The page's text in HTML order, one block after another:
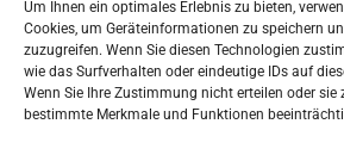
Um Ihnen ein optimales Erlebnis zu bieten,
Cookies, um Geräteinformationen zu speichern
zuzugreifen. Wenn Sie diesen Technologien
wie das Surfverhalten oder eindeutige IDs auf
Wenn Sie Ihre Zustimmung nicht erteilen oder sie
bestimmte Merkmale und Funktionen
7. August 2026 Roger Huber
Bundesgericht stoppt
doppelte Steuersicherung